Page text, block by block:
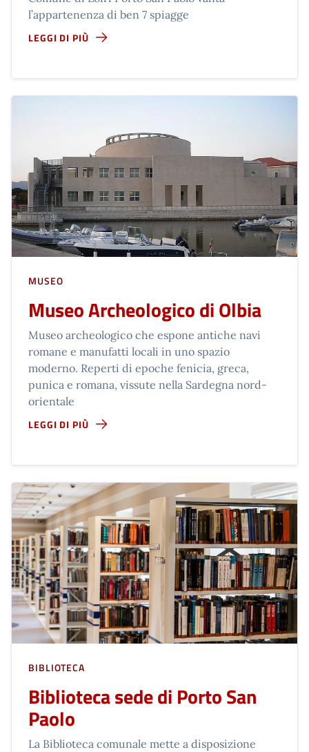
l’appartenenza di ben 7 spiagge
LEGGI DI PIÙ
MUSEO
Museo Archeologico di Olbia
Museo archeologico che espone antiche navi
romane e manufatti locali in uno spazio
moderno. Reperti di epoche fenicia, greca,
punica e romana, vissute nella Sardegna nord-
orientale
LEGGI DI PIÙ
BIBLIOTECA
Biblioteca sede di Porto San
Paolo
La Biblioteca comunale mette a disposizione